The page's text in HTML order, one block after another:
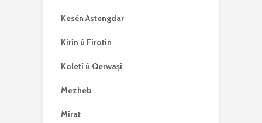
Kesên Astengdar
Kirîn û Firotin
Koletî û Qerwaşî
Mezheb
Mîrat